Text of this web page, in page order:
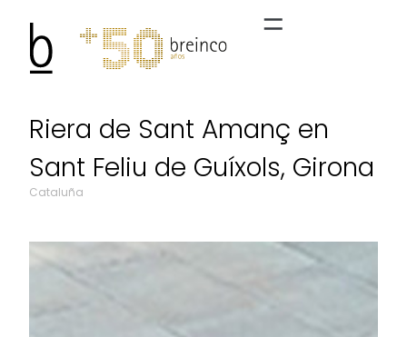
Riera de Sant Amanç en
Sant Feliu de Guíxols, Girona
Cataluña